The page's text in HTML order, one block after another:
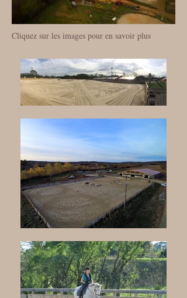
Cliquez sur les images pour en savoir plus